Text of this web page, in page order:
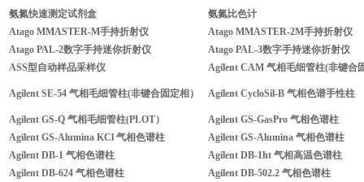
氨氮快速测定试剂盒
氨氮比色计
Atago MMASTER-M手持折射仪
Atago MMASTER-2M手持折射仪
Atago PAL-2数字手持迷你折射仪
Atago PAL-3数字手持迷你折射仪
ASS型自动样品采样仪
Agilent CAM 气相毛细管柱(非键合
Agilent SE-54 气相毛细管柱(非键合固定相） Agilent CycloSil-B 气相色谱手性柱
Agilent GS-Q 气相毛细管柱(PLOT）
Agilent GS-GasPro 气相色谱柱
Agilent GS-Alumina KCl 气相色谱柱
Agilent GS-Alumina 气相色谱柱
Agilent DB-1 气相色谱柱
Agilent DB-1ht 气相高温色谱柱
Agilent DB-624 气相色谱柱
Agilent DB-502.2 气相色谱柱